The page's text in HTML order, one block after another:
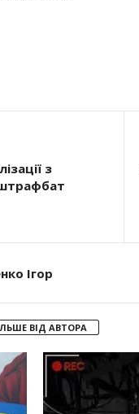
з
Ігор
ВІД АВТОРА